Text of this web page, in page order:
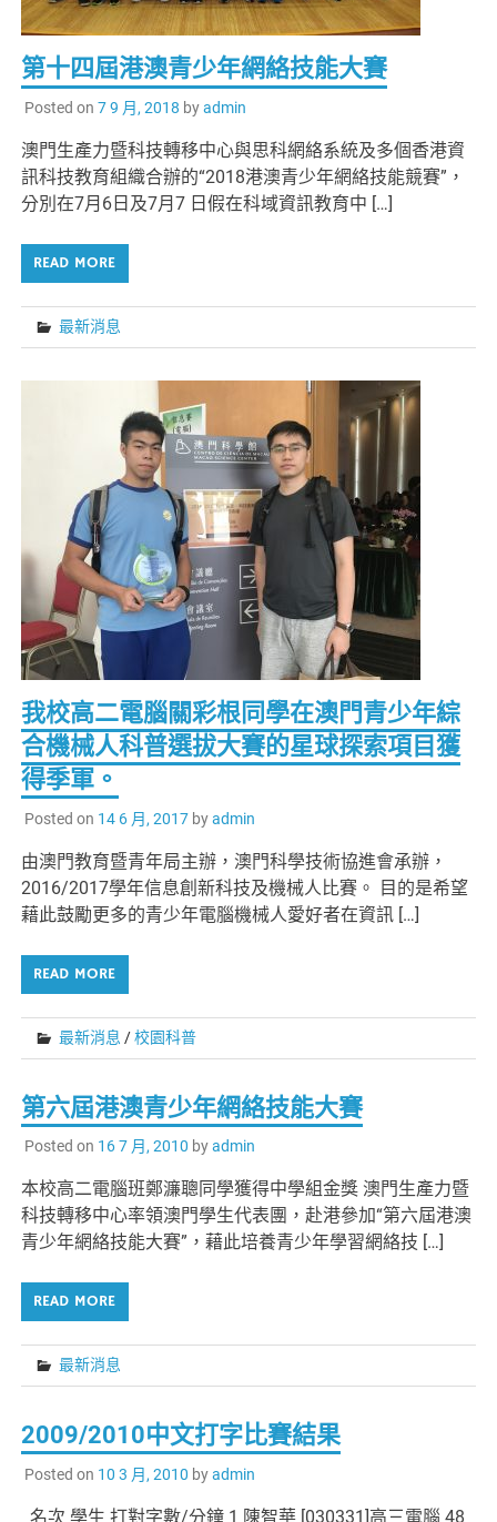
第十四屆港澳青少年網絡技能大賽
Posted on 7 9 月, 2018 byadmin
澳門生產力暨科技轉移中心與思科網絡系統及多個香港資
訊科技教育組織合辦的“2018港澳青少年網絡技能競賽”，
分別在7月6日及7月7 日假在科域資訊教育中 […]
READ MORE
最新消息
我校高二電腦關彩根同學在澳門青少年綜
合機械人科普選拔大賽的星球探索項目獲
得季軍。
Posted on 14 6 月, 2017byadmin
由澳門教育暨青年局主辦，澳門科學技術協進會承辦，
2016/2017學年信息創新科技及機械人比賽。 目的是希望
藉此鼓勵更多的青少年電腦機械人愛好者在資訊 […]
READ MORE
最新消息 /校園科普
第六屆港澳青少年網絡技能大賽
Posted on 16 7 月, 2010 byadmin
本校高二電腦班鄭濂聰同學獲得中學組金獎 澳門生產力暨
科技轉移中心率領澳門學生代表團，赴港參加“第六屆港澳
青少年網絡技能大賽”，藉此培養青少年學習網絡技 […]
READ MORE
最新消息
2009/2010中文打字比賽結果
Posted on 10 3 月, 2010 byadmin
名次 學生 打對字數/分鐘 1 陳智華 [030331]高三電腦 48